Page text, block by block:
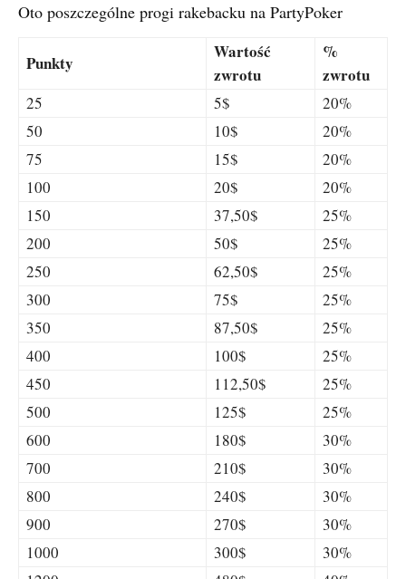
Oto poszczególne progi rakebacku na PartyPoker
Punkty
Wartość
zwrotu
%
zwrotu
25 5$
20%
50
10$
20%
75
15$
20%
100
20$
20%
150
37,50$
25%
200
50$
25%
250
62,50$
25%
300
75$
25%
350
87,50$
25%
400
100$
25%
450
112,50$
25%
500
125$
25%
600
180$
30%
700
210$
30%
800
240$
30%
900
270$
30%
1000
300$
30%